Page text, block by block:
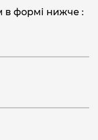
в формі нижче :